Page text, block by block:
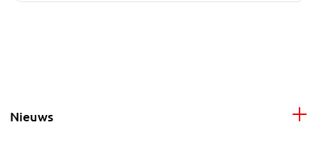
Nieuws